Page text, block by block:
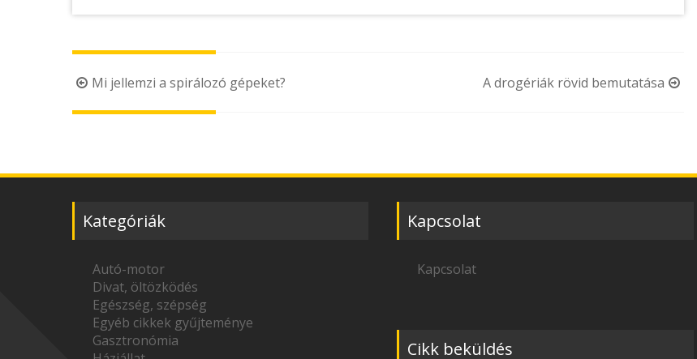
Post
navigation
Mi jellemzi a spirálozó gépeket? A drogériák rövid bemutatása
Kategóriák
Autó-motor
Divat, öltözködés
Egészség, szépség
Egyéb cikkek gyűjteménye
Gasztronómia
Kapcsolat
Kapcsolat
Cikk beküldés